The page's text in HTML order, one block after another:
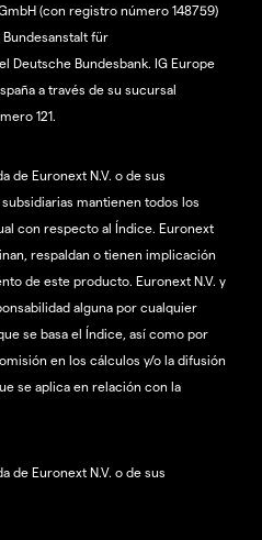
(con registro número 148759)
für
Deutsche Bundesbank. IG Europe
a través de su sucursal
121.
de Euronext N.V. o de sus
mantienen todos los
con respecto al Índice. Euronext
respaldan o tienen implicación
de este producto. Euronext N.V. y
alguna por cualquier
se basa el Índice, así como por
en los cálculos y/o la difusión
se aplica en relación con la
de Euronext N.V. o de sus